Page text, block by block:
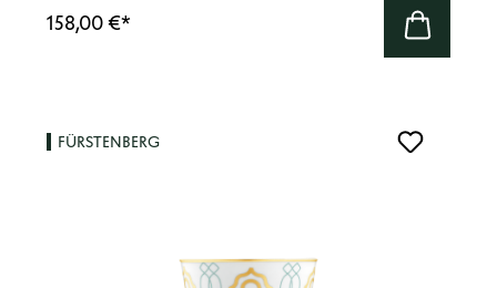
158,00 €*
FÜRSTENBERG